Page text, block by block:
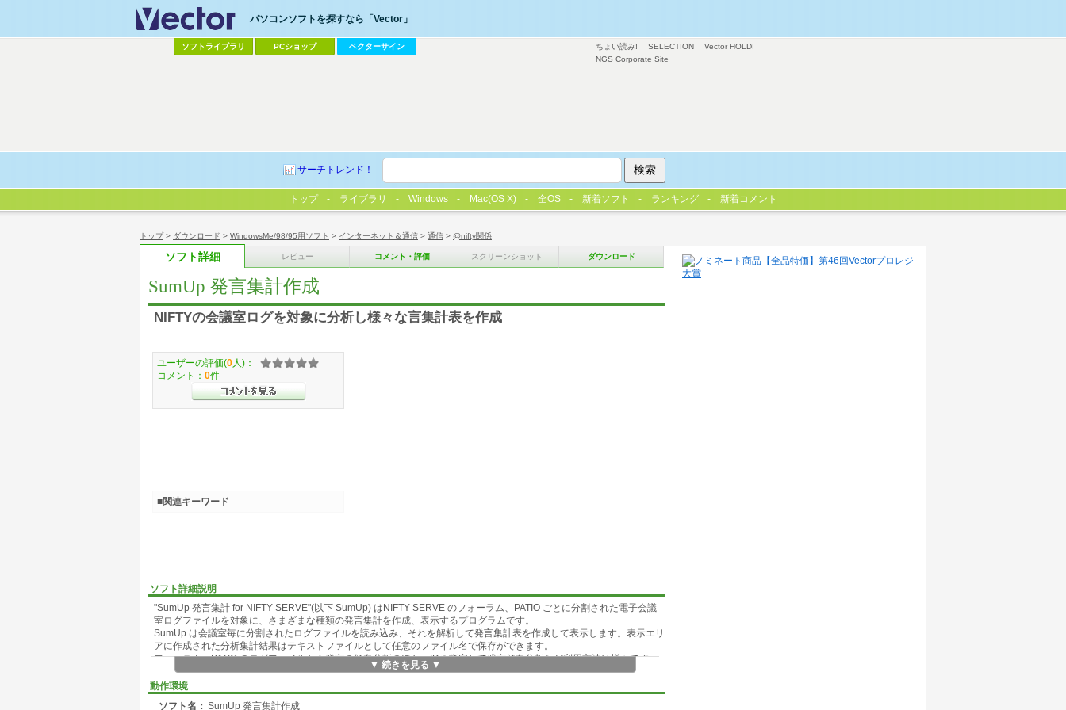
トップ> ダウンロード > WindowsMe/98/95用ソフト > インターネット＆通信 > 通信 > @nifty関係
ソフト詳細 レビュー コメント・評価 スクリーンショット ダウンロード
SumUp 発言集計作成
NIFTYの会議室ログを対象に分析し様々な言集計表を作成
ソフト詳細説明
"SumUp 発言集計 for NIFTY SERVE"(以下 SumUp) はNIFTY SERVE のフォーラム、PATIO ごとに分割された電子会議
室ログファイルを対象に、さまざまな種類の発言集計を作成、表示するプログラムです。
SumUp は会議室毎に分割されたログファイルを読み込み、それを解析して発言集計表を作成して表示します。表示エリ
アに作成された分析集計結果はテキストファイルとして任意のファイル名で保存ができます。
フォーラム、PATIO のログファイルから発言の傾向分析のほか、IDを指定して発言傾向分析など利用方法は様々です。
また、1.25より新たにログの加工出力機能を追加しました。手持ちのログファイルを整形してライブラリに登録できる
ように制御コードを削除したり発言番号、ヘッダを揃えることができます。
▼ 続きを見る ▼
動作環境
ソフト名： SumUp 発言集計作成
ユーザーの評価(0 人)：
コメント： 0件
■関連キーワード
ちょい読み! SELECTION
Vector HOLDI
NGS Corporate Site
パソコンソフトを探すなら「Vector」
ソフトライブラリ PCショップ ベクターサイン
サーチトレンド！
トップ ライブラリ Windows Mac(OS X) 全OS 新着ソフト ランキング 新着コメント